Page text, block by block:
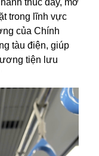
trong lĩnh vực
của Chính
tàu điện, giúp
tiện lưu